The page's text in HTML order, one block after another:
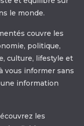
le monde.
couvre les
politique,
culture, lifestyle et
vous informer sans
information
les